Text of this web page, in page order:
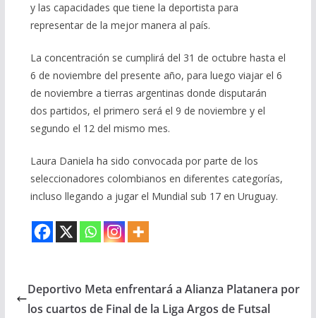
y las capacidades que tiene la deportista para
representar de la mejor manera al país.
La concentración se cumplirá del 31 de octubre hasta el
6 de noviembre del presente año, para luego viajar el 6
de noviembre a tierras argentinas donde disputarán
dos partidos, el primero será el 9 de noviembre y el
segundo el 12 del mismo mes.
Laura Daniela ha sido convocada por parte de los
seleccionadores colombianos en diferentes categorías,
incluso llegando a jugar el Mundial sub 17 en Uruguay.
Deportivo Meta enfrentará a Alianza Platanera por
los cuartos de Final de la Liga Argos de Futsal